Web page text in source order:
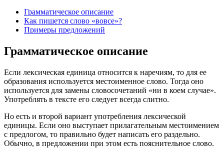
Грамматическое описание
Как пишется слово «вовсе»?
Примеры предложений
Грамматическое описание
Если лексическая единица относится к наречиям, то для ее
образования используется местоименное слово. Тогда оно
используется для замены словосочетаний «ни в коем случае».
Употреблять в тексте его следует всегда слитно.
Но есть и второй вариант употребления лексической
единицы. Если оно выступает прилагательным местоимением
с предлогом, то правильно будет написать его раздельно.
Обычно, в предложении при этом есть пояснительное слово.